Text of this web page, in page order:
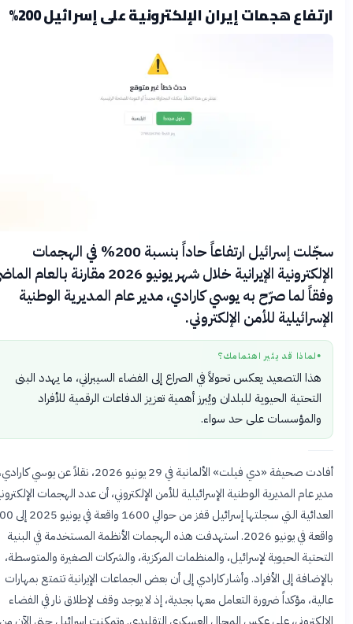
هجمات إيران الإلكترونية على إسرائيل 200%
سجّلت إسرائيل ارتفاعاً حاداً بنسبة 200% في الهجمات
الإلكترونية الإيرانية خلال شهر يونيو 2026 مقارنة بالعام الماضي،
لما صرّح به يوسي كارادي، مدير عام المديرية الوطنية
للأمن الإلكتروني.
لماذا قد يثير اهتمامك؟
هذا التصعيد يعكس تحولاً في الصراع إلى الفضاء السيبراني، ما يهدد البنى
التحتية الحيوية للبلدان ويُبرز أهمية تعزيز الدفاعات الرقمية للأفراد
والمؤسسات على حد سواء.
أفادت صحيفة «دي فيلت» الألمانية في 29 يونيو 2026، نقلاً عن يوسي كارادي،
عام المديرية الوطنية الإسرائيلية للأمن الإلكتروني، أن عدد الهجمات الإلكترونية
العدائية التي سجلتها إسرائيل قفز من حوالي 1600 واقعة في يونيو 2025 إلى 4800
واقعة في يونيو 2026. استهدفت هذه الهجمات الأنظمة المستخدمة في البنية
الحيوية لإسرائيل، والمنظمات المركزية، والشركات الصغيرة والمتوسطة،
إلى الأفراد. وأشار كارادي إلى أن بعض الجماعات الإيرانية تتمتع بمهارات
مؤكداً ضرورة التعامل معها بجدية، إذ لا يوجد وقف لإطلاق نار في الفضاء